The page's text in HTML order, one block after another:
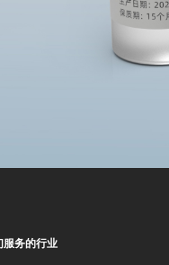
服务的行业